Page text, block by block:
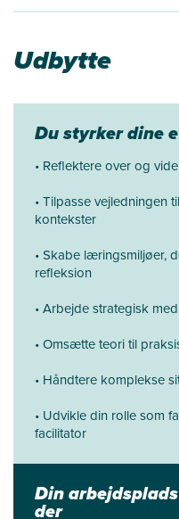
Udbytte
Du styrker dine
• Reflektere over og
• Tilpasse
kontekster
• Skabe læringsmiljøer,
refleksion
• Arbejde strategisk
• Omsætte teori til
• Håndtere komplekse
• Udvikle din rolle som
facilitator
Din
der